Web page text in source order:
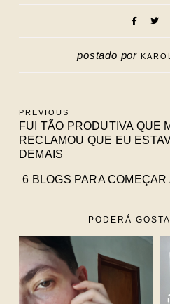
postado por
PREVIOUS
FUI TÃO PRODUTIVA QUE
RECLAMOU QUE EU
DEMAIS
6 BLOGS PARA
PODERÁ